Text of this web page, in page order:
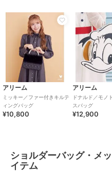
アリーム
ミッキー／ファー付きキルテ
ィングバッグ
¥10,800
アリーム
ドナルド／モノ
スバッグ
¥12,900
ショルダーバッグ・メ
イテム